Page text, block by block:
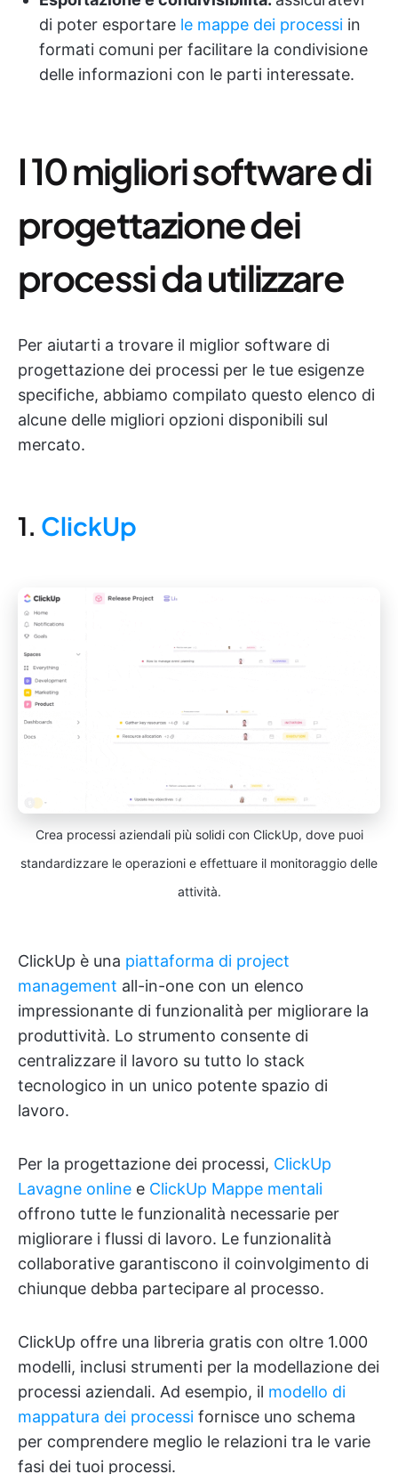
di poter esportare le mappe dei processi in
formati comuni per facilitare la condivisione
delle informazioni con le parti interessate.
I 10 migliori software di
progettazione dei
processi da utilizzare
Per aiutarti a trovare il miglior software di
progettazione dei processi per le tue esigenze
specifiche, abbiamo compilato questo elenco di
alcune delle migliori opzioni disponibili sul
mercato.
1. ClickUp
Crea processi aziendali più solidi con ClickUp, dove puoi
standardizzare le operazioni e effettuare il monitoraggio delle
attività.
ClickUp è una piattaforma di project
management all-in-one con un elenco
impressionante di funzionalità per migliorare la
produttività. Lo strumento consente di
centralizzare il lavoro su tutto lo stack
tecnologico in un unico potente spazio di
lavoro.
Per la progettazione dei processi, ClickUp
Lavagne online e ClickUp Mappe mentali
offrono tutte le funzionalità necessarie per
migliorare i flussi di lavoro. Le funzionalità
collaborative garantiscono il coinvolgimento di
chiunque debba partecipare al processo.
ClickUp offre una libreria gratis con oltre 1.000
modelli, inclusi strumenti per la modellazione dei
processi aziendali. Ad esempio, il modello di
mappatura dei processi fornisce uno schema
per comprendere meglio le relazioni tra le varie
fasi dei tuoi processi.